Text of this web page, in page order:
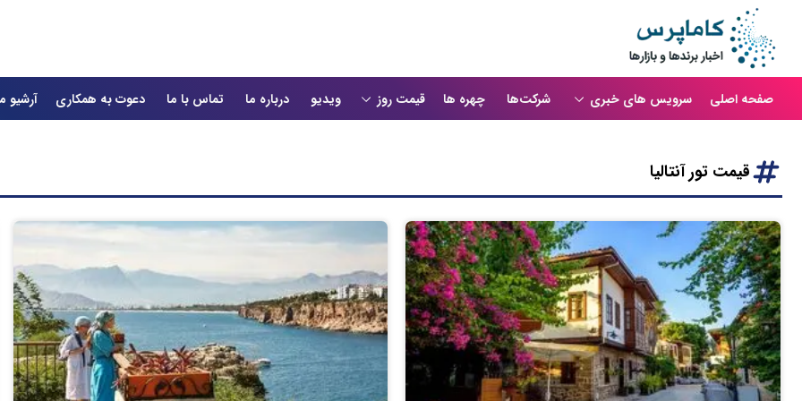
صفحه اصلی سرویس های خبری شرکت‌ها چهره ها قیمت روز ویدیو درباره ما تماس با ما دعوت به همکاری آرشیو
قیمت تور آنتالیا